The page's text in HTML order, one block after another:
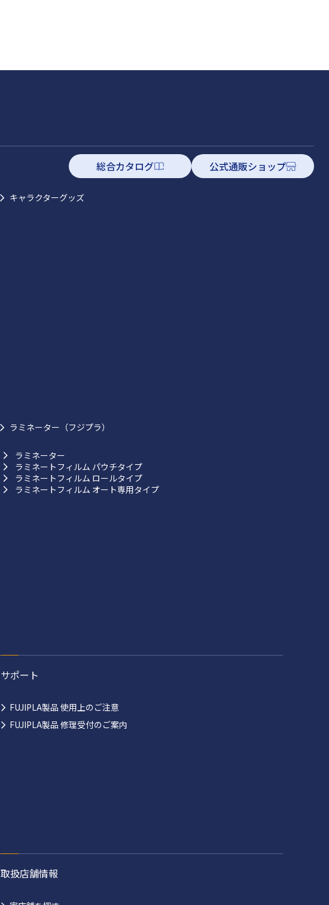
総合カタログ 公式通販ショップ
キャラクターグッズ
ラミネーター（フジプラ）
ラミネーター
ラミネートフィルム パウチタイプ
ラミネートフィルム ロールタイプ
ラミネートフィルム オート専用タイプ
サポート
FUJIPLA製品 使用上のご注意
FUJIPLA製品 修理受付のご案内
取扱店舗情報